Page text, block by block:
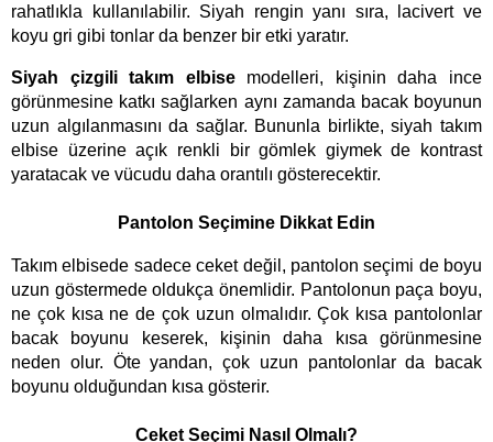
rahatlıkla kullanılabilir. Siyah rengin yanı sıra, lacivert ve
koyu gri gibi tonlar da benzer bir etki yaratır.
Siyah çizgili takım elbise modelleri, kişinin daha ince
görünmesine katkı sağlarken aynı zamanda bacak boyunun
uzun algılanmasını da sağlar. Bununla birlikte, siyah takım
elbise üzerine açık renkli bir gömlek giymek de kontrast
yaratacak ve vücudu daha orantılı gösterecektir.
Pantolon Seçimine Dikkat Edin
Takım elbisede sadece ceket değil, pantolon seçimi de boyu
uzun göstermede oldukça önemlidir. Pantolonun paça boyu,
ne çok kısa ne de çok uzun olmalıdır. Çok kısa pantolonlar
bacak boyunu keserek, kişinin daha kısa görünmesine
neden olur. Öte yandan, çok uzun pantolonlar da bacak
boyunu olduğundan kısa gösterir.
Ceket Seçimi Nasıl Olmalı?